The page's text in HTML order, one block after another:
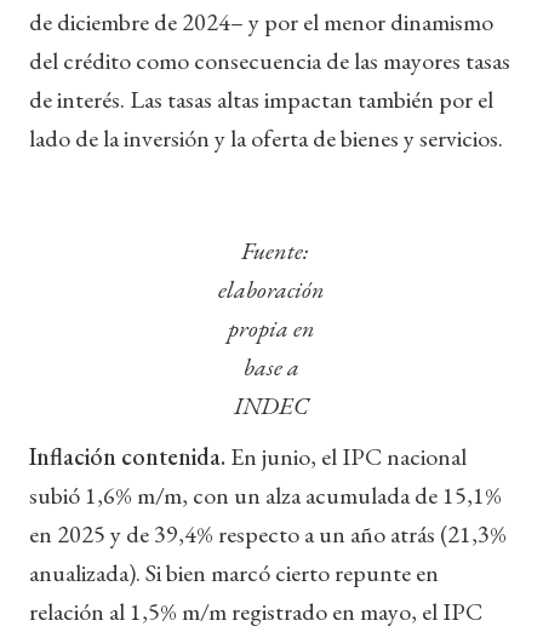
de diciembre de 2024– y por el menor dinamismo
del crédito como consecuencia de las mayores tasas
de interés. Las tasas altas impactan también por el
lado de la inversión y la oferta de bienes y servicios.
Fuente:
elaboración
propia en
base a
INDEC
Inflación contenida. En junio, el IPC nacional
subió 1,6% m/m, con un alza acumulada de 15,1%
en 2025 y de 39,4% respecto a un año atrás (21,3%
anualizada). Si bien marcó cierto repunte en
relación al 1,5% m/m registrado en mayo, el IPC